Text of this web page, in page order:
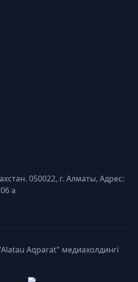
050022, г. Алматы, Адрес:
а
Aqparat" медиахолдингі